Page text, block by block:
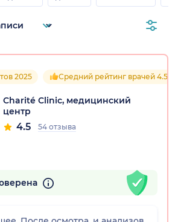
2025 Средний рейтинг врачей 4.5
Charité Clinic, медицинский
центр
4.5 54 отзыва